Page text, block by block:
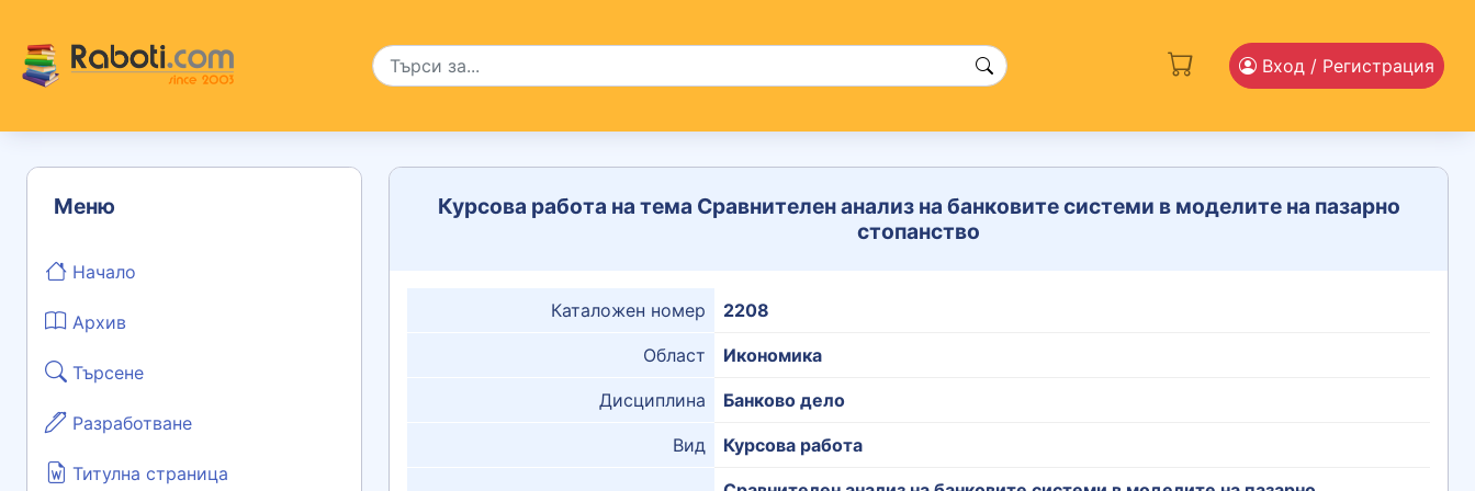
Вход / Регистрация
Меню
Начало
Архив
Търсене
Разработване
Титулна страница
Курсова работа на тема Сравнителен анализ на банковите системи в моделите на пазарно
стопанство
Каталожен номер 2208
Област Икономика
Дисциплина Банково дело
Вид Курсова работа